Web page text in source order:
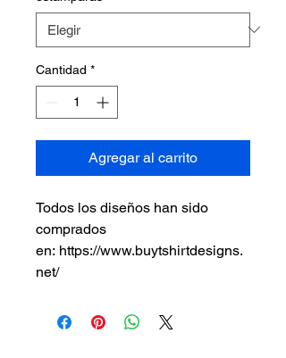
Cantidad *
Agregar al carrito
Todos los diseños han sido
comprados
en: https://www.buytshirtdesigns.
net/